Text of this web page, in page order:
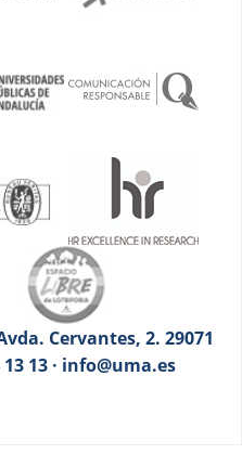
Cervantes, 2. 29071
13 13 · info@uma.es